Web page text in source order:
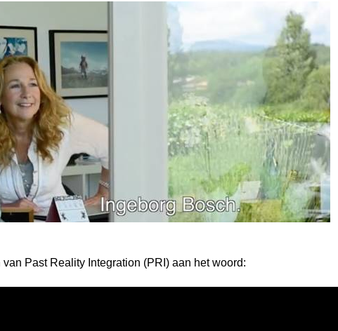
Past Reality Integration (PRI) aan het woord: